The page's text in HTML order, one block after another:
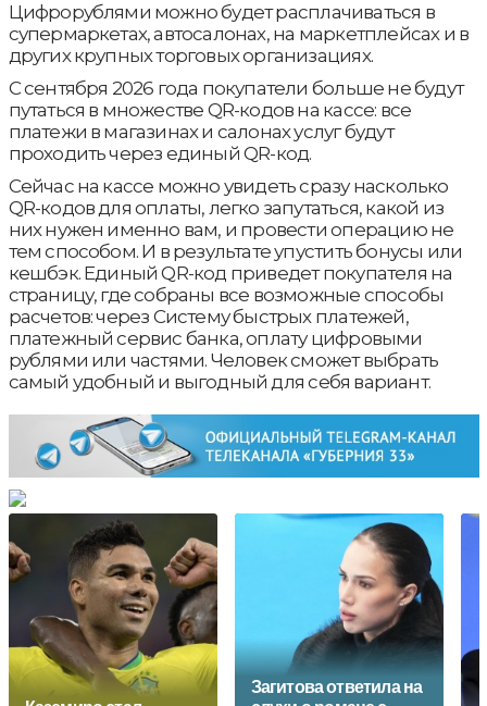
Цифрорублями можно будет расплачиваться в
супермаркетах, автосалонах, на маркетплейсах и в
других крупных торговых организациях.
С сентября 2026 года покупатели больше не будут
путаться в множестве QR-кодов на кассе: все
платежи в магазинах и салонах услуг будут
проходить через единый QR-код.
Сейчас на кассе можно увидеть сразу насколько
QR-кодов для оплаты, легко запутаться, какой из
них нужен именно вам, и провести операцию не
тем способом. И в результате упустить бонусы или
кешбэк. Единый QR-код приведет покупателя на
страницу, где собраны все возможные способы
расчетов: через Систему быстрых платежей,
платежный сервис банка, оплату цифровыми
рублями или частями. Человек сможет выбрать
самый удобный и выгодный для себя вариант.
Загитова ответила на